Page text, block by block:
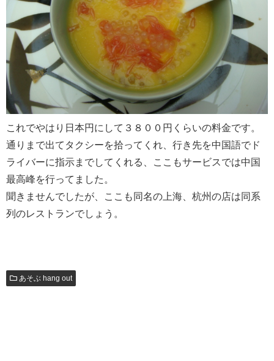
これでやはり日本円にして３８００円くらいの料金です。
通りまで出てタクシーを拾ってくれ、行き先を中国語でド
ライバーに指示までしてくれる、ここもサービスでは中国
最高峰を行ってました。
聞きませんでしたが、ここも同名の上海、杭州の店は同系
列のレストランでしょう。
あそぶ hang out